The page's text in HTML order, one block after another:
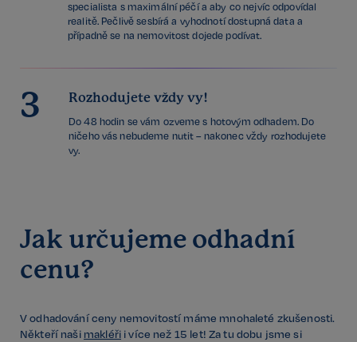
specialista s maximální péčí a aby co nejvíc odpovídal
realitě. Pečlivě sesbírá a vyhodnotí dostupná data a
případně se na nemovitost dojede podívat.
3 Rozhodujete vždy vy!
Do 48 hodin se vám ozveme s hotovým odhadem. Do
ničeho vás nebudeme nutit – nakonec vždy rozhodujete
vy.
Jak určujeme odhadní
cenu?
V odhadování ceny nemovitostí máme mnohaleté zkušenosti.
Někteří naši makléři i více než 15 let! Za tu dobu jsme si